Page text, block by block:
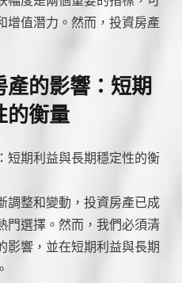
增值潛力。然而，投資房產
的影響：短期
的衡量
短期利益與長期穩定性的衡
調整和變動，投資房產已成
門選擇。然而，我們必須清
影響，並在短期利益與長期